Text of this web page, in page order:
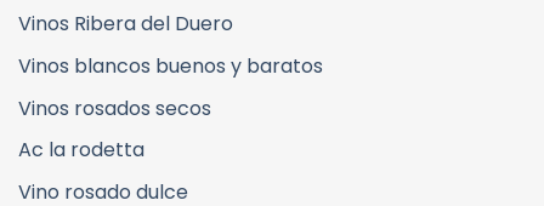
Vinos Ribera del Duero
Vinos blancos buenos y baratos
Vinos rosados secos
Ac la rodetta
Vino rosado dulce